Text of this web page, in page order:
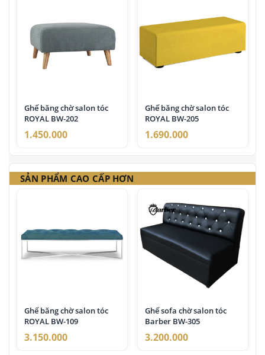
Ghế băng chờ salon tóc
ROYAL BW-202
1.450.000
Ghế băng chờ salon tóc
ROYAL BW-205
1.690.000
SẢN PHẨM CAO CẤP HƠN
Ghế băng chờ salon tóc
ROYAL BW-109
3.150.000
Ghế sofa chờ salon tóc
Barber BW-305
3.200.000